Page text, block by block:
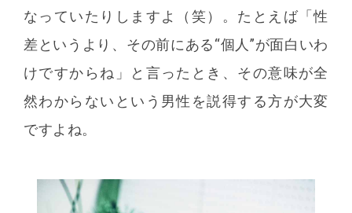
なっていたりしますよ（笑）。たとえば「性
差というより、その前にある“個人”が面白いわ
けですからね」と言ったとき、その意味が全
然わからないという男性を説得する方が大変
ですよね。